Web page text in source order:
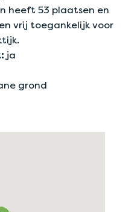
heeft 53 plaatsen en
vrij toegankelijk voor
ja
grond